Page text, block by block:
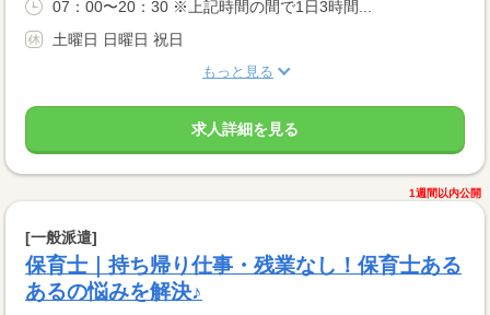
07：00〜20：30 ※上記時間の間で1日3時間...
土曜日 日曜日 祝日
もっと見る
求人詳細を見る
1週間以内公開
[一般派遣]
保育士｜持ち帰り仕事・残業なし！保育士ある
あるの悩みを解決♪